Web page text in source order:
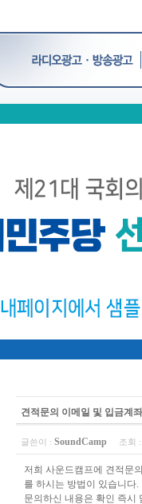
견적문의 이메일 및 입금계좌
글쓴이 : SoundCamp 조회 :
저희 사운드캠프에 견적문
를 하시는 방법이 있습니다.
문의하신 내용은 확인 즉시